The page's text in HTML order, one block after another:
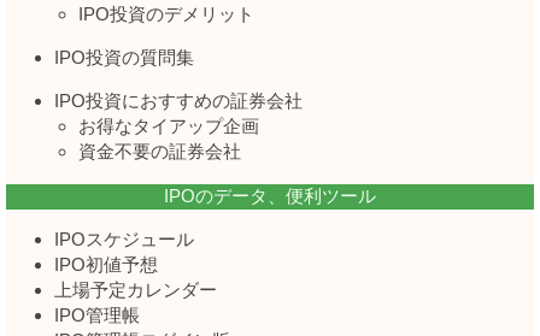
IPO投資のデメリット
IPO投資の質問集
IPO投資におすすめの証券会社
お得なタイアップ企画
資金不要の証券会社
IPOのデータ、便利ツール
IPOスケジュール
IPO初値予想
上場予定カレンダー
IPO管理帳